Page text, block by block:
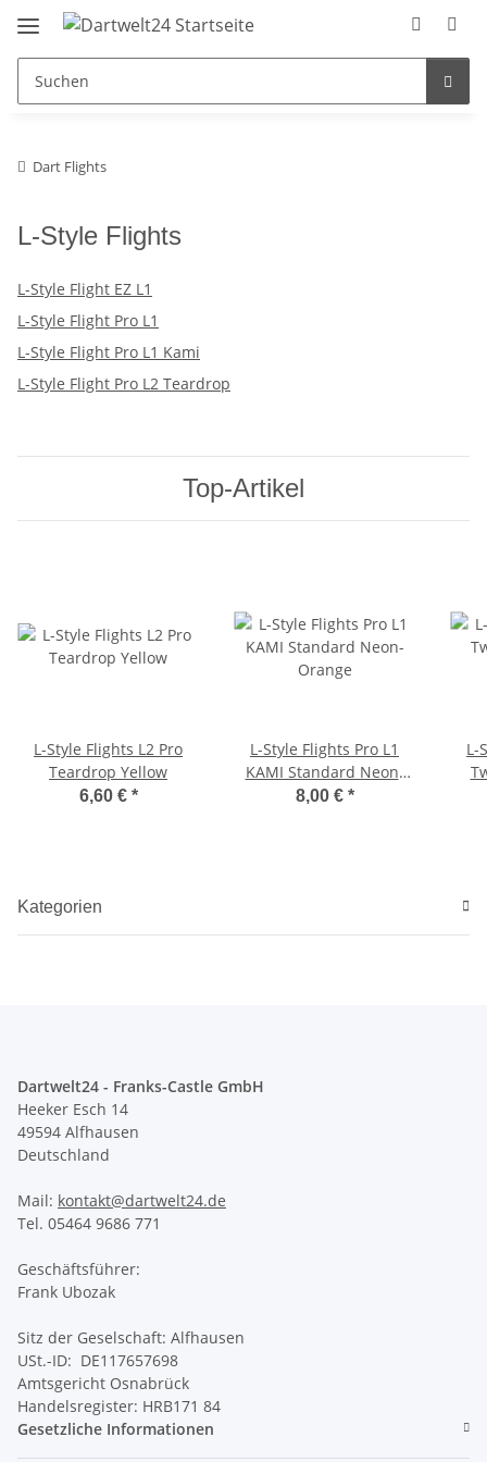
Dart Flights
L-Style Flights
L-Style Flight EZ L1
L-Style Flight Pro L1
L-Style Flight Pro L1 Kami
L-Style Flight Pro L2 Teardrop
Top-Artikel
L-Style Flights L2 Pro
Teardrop Yellow
6,60 € *
L-Style Flights Pro L1
KAMI Standard Neon-
Orange
8,00 € *
L-
Kategorien
Dartwelt24 - Franks-Castle GmbH
Heeker Esch 14
49594 Alfhausen
Deutschland
Mail: kontakt@dartwelt24.de
Tel. 05464 9686 771
Geschäftsführer:
Frank Ubozak
Sitz der Geselschaft: Alfhausen
USt.-ID: DE117657698
Amtsgericht Osnabrück
Handelsregister: HRB171 84
Gesetzliche Informationen